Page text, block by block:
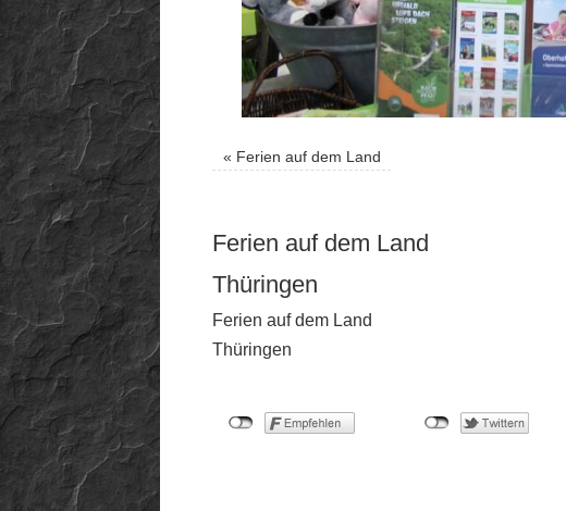
« Ferien auf dem Land
Ferien auf dem Land
Thüringen
Ferien auf dem Land
Thüringen